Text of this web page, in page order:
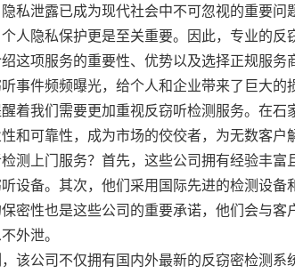
私泄露已成为现代社会中不可忽视的重要问
人隐私保护更是至关重要。因此，专业的反
这项服务的重要性、优势以及选择正规服务
事件频频曝光，给个人和企业带来了巨大的
着我们需要更加重视反窃听检测服务。在石
和可靠性，成为市场的佼佼者，为无数客户
测上门服务？首先，这些公司拥有经验丰富
设备。其次，他们采用国际先进的检测设备
密性也是这些公司的重要承诺，他们会与客
外泄。
该公司不仅拥有国内外最新的反窃密检测系